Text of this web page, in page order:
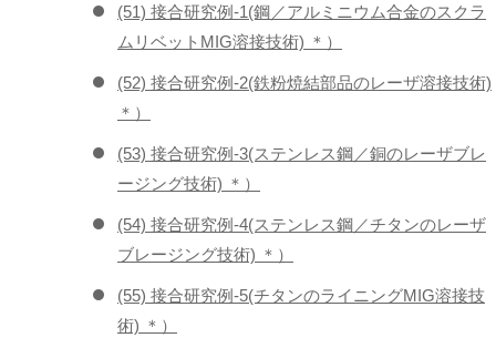
(51) 接合研究例-1(鋼／アルミニウム合金のスクラ
ムリベットMIG溶接技術) ＊）
(52) 接合研究例-2(鉄粉焼結部品のレーザ溶接技術)
＊）
(53) 接合研究例-3(ステンレス鋼／銅のレーザブレ
ージング技術) ＊）
(54) 接合研究例-4(ステンレス鋼／チタンのレーザ
ブレージング技術) ＊）
(55) 接合研究例-5(チタンのライニングMIG溶接技
術) ＊）